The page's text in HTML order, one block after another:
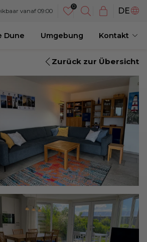
vanaf 09:00 DENL
EN
Dune Umgebung Kontakt
Zurück zur Übersicht